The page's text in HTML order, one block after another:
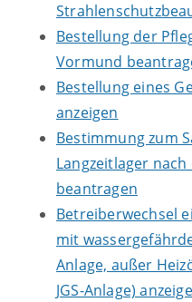
Bestellung der
Vormund
Bestellung eines
anzeigen
Bestimmung zum
Langzeitlager
beantragen
Betreiberwechsel
mit
Anlage, außer
JGS-Anlage)